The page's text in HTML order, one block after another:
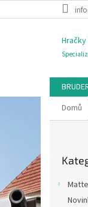
na
Hračky
Domů